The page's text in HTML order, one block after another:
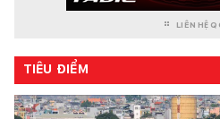
LIÊN HỆ
TIÊU ĐIỂM